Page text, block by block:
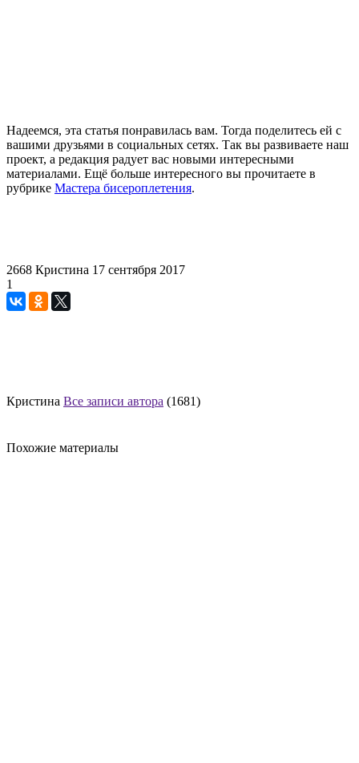
Надеемся, эта статья понравилась вам. Тогда поделитесь ей с
вашими друзьями в социальных сетях. Так вы развиваете наш
проект, а редакция радует вас новыми интересными
материалами. Ещё больше интересного вы прочитаете в
рубрике Мастера бисероплетения.
2668 Кристина 17 сентября 2017
1
Кристина Все записи автора (1681)
Похожие материалы